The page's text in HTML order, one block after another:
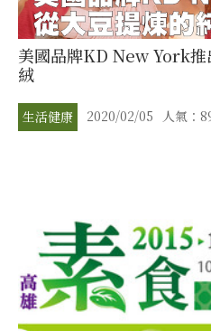
美國品牌KD New York推
絨
生活健康 2020/02/05 人氣：